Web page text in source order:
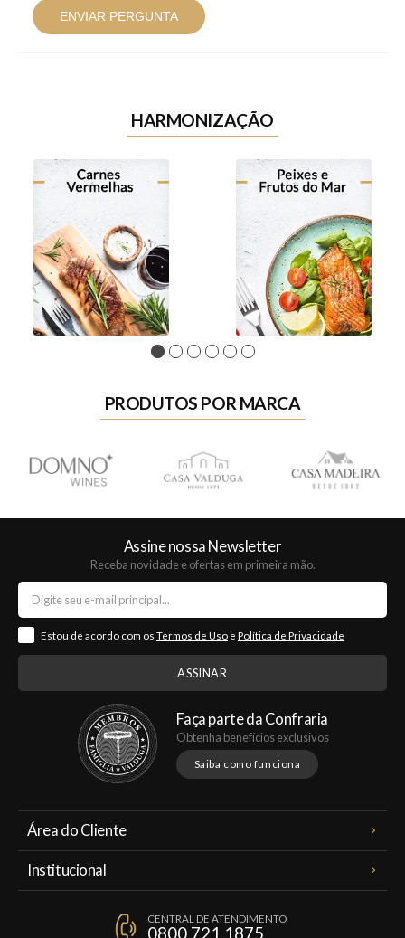
ENVIAR PERGUNTA
HARMONIZAÇÃO
1 2 3 4 5 6
PRODUTOS POR MARCA
Assine nossa Newsletter
Receba novidade e ofertas em primeira mão.
Estou de acordo com os Termos de Uso e Política de Privacidade
Faça parte da Confraria
Obtenha benefícios exclusivos
Saiba como funciona
Área do Cliente
Institucional
Política de PrivacidadeCENTRAL DE ATENDIMENTO
0800 721 1875